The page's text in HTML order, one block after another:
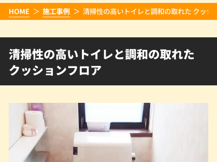
HOME 施工事例 清掃性の高いトイレと調和の取れた クッシ
清掃性の高いトイレと調和の取れた
クッションフロア